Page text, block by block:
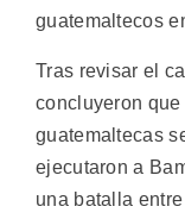
guatemaltecos
Tras revisar el
concluyeron
guatemaltecas
ejecutaron a
una batalla